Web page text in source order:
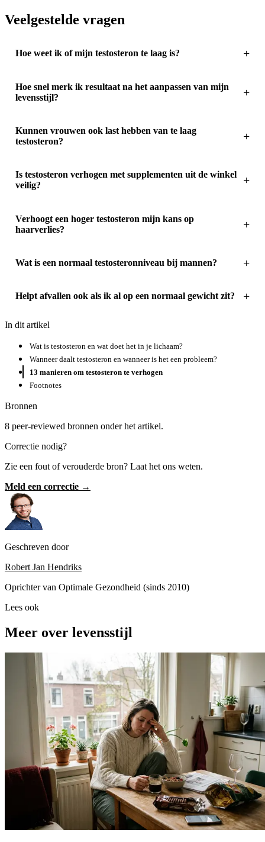
Veelgestelde vragen
Hoe weet ik of mijn testosteron te laag is?
Hoe snel merk ik resultaat na het aanpassen van mijn
levensstijl?
Kunnen vrouwen ook last hebben van te laag
testosteron?
Is testosteron verhogen met supplementen uit de winkel
veilig?
Verhoogt een hoger testosteron mijn kans op
haarverlies?
Wat is een normaal testosteronniveau bij mannen?
Helpt afvallen ook als ik al op een normaal gewicht zit?
In dit artikel
Wat is testosteron en wat doet het in je lichaam?
Wanneer daalt testosteron en wanneer is het een probleem?
13 manieren om testosteron te verhogen
Footnotes
Bronnen
8 peer-reviewed bronnen onder het artikel.
Correctie nodig?
Zie een fout of verouderde bron? Laat het ons weten.
Meld een correctie →
Geschreven door
Robert Jan Hendriks
Oprichter van Optimale Gezondheid (sinds 2010)
Lees ook
Meer over levensstijl